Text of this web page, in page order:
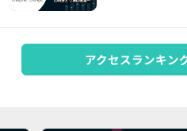
アクセスランキン